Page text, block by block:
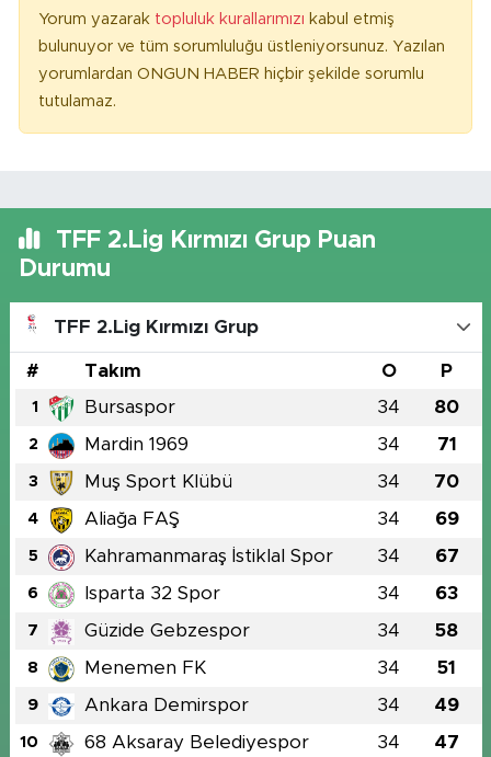
Yorum yazarak topluluk kurallarımızı kabul etmiş
bulunuyor ve tüm sorumluluğu üstleniyorsunuz. Yazılan
yorumlardan ONGUN HABER hiçbir şekilde sorumlu
tutulamaz.
TFF 2.Lig Kırmızı Grup Puan
Durumu
TFF 2.Lig Kırmızı Grup
# Takım O P
1 Bursaspor 34 80
2 Mardin 1969 34 71
3 Muş Sport Klübü 34 70
4 Aliağa FAŞ 34 69
5 Kahramanmaraş İstiklal Spor 34 67
6 Isparta 32 Spor 34 63
7 Güzide Gebzespor 34 58
8 Menemen FK 34 51
9 Ankara Demirspor 34 49
10 68 Aksaray Belediyespor 34 47